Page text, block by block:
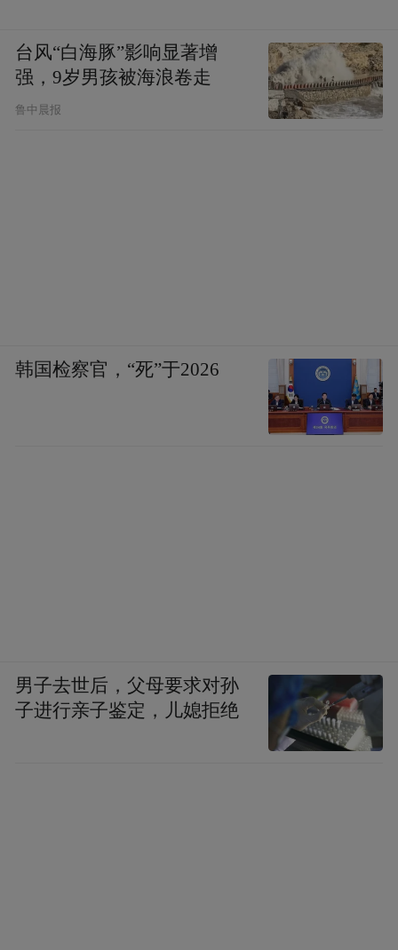
台风“白海豚”影响显著增
强，9岁男孩被海浪卷走
鲁中晨报
韩国检察官，“死”于2026
男子去世后，父母要求对孙
子进行亲子鉴定，儿媳拒绝